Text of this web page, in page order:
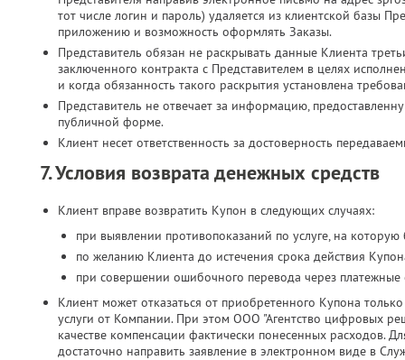
тот числе логин и пароль) удаляется из клиентской базы
приложению и возможность оформлять Заказы.
Представитель обязан не раскрывать данные Клиента
заключенного контракта с Представителем в целях
и когда обязанность такого раскрытия установлена
Представитель не отвечает за информацию,
публичной форме.
Клиент несет ответственность за достоверность
7. Условия возврата денежных средств
Клиент вправе возвратить Купон в следующих случаях:
при выявлении противопоказаний по услуге, на
по желанию Клиента до истечения срока действия
при совершении ошибочного перевода через платежные
Клиент может отказаться от приобретенного Купона
услуги от Компании. При этом ООО "Агентство цифровых
качестве компенсации фактически понесенных расходов.
достаточно направить заявление в электронном виде в